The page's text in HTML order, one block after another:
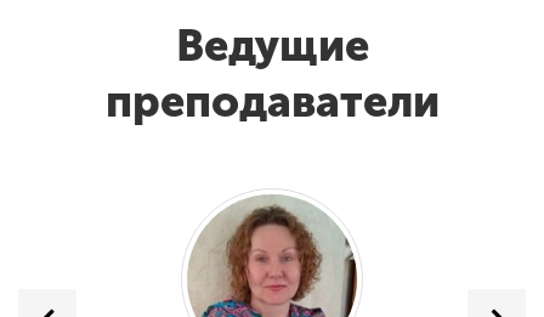
Ведущие
преподаватели